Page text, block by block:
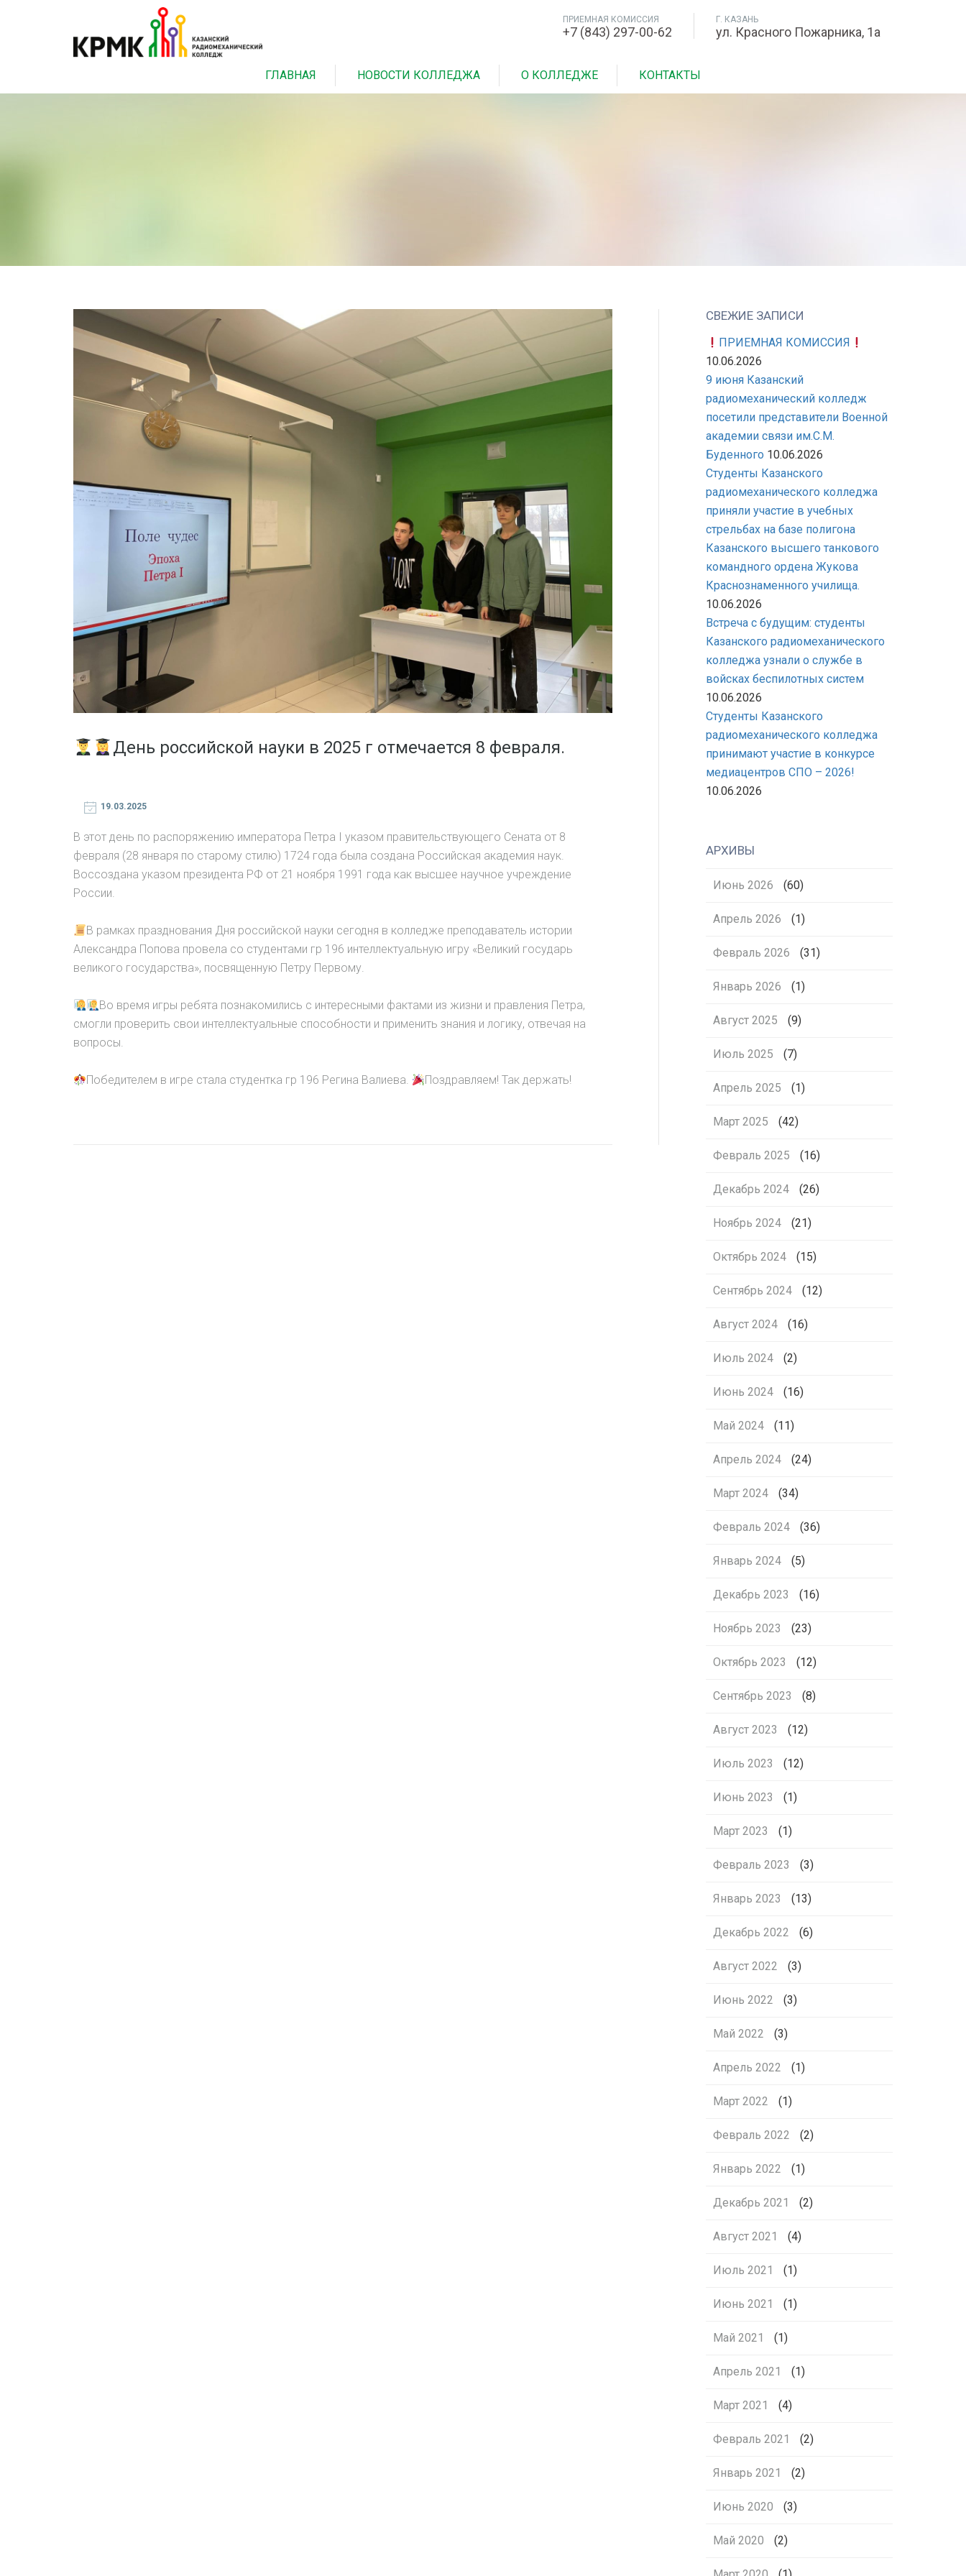
ПРИЕМНАЯ КОМИССИЯ
+7 (843) 297-00-62
Г. КАЗАНЬ
ул. Красного Пожарника, 1а
ГЛАВНАЯ НОВОСТИ КОЛЛЕДЖА О КОЛЛЕДЖЕ КОНТАКТЫ
День российской науки в 2025 г отмечается 8 февраля.
19.03.2025
В этот день по распоряжению императора Петра I указом правительствующего Сената от 8
февраля (28 января по старому стилю) 1724 года была создана Российская академия наук.
Воссоздана указом президента РФ от 21 ноября 1991 года как высшее научное учреждение
России.
В рамках празднования Дня российской науки сегодня в колледже преподаватель истории
Александра Попова провела со студентами гр 196 интеллектуальную игру «Великий государь
великого государства», посвященную Петру Первому.
Во время игры ребята познакомились с интересными фактами из жизни и правления Петра,
смогли проверить свои интеллектуальные способности и применить знания и логику, отвечая на
вопросы.
Победителем в игре стала студентка гр 196 Регина Валиева. Поздравляем! Так держать!
СВЕЖИЕ ЗАПИСИ
ПРИЕМНАЯ КОМИССИЯ
10.06.2026
9 июня Казанский
радиомеханический колледж
посетили представители Военной
академии связи им.С.М.
Буденного 10.06.2026
Студенты Казанского
радиомеханического колледжа
приняли участие в учебных
стрельбах на базе полигона
Казанского высшего танкового
командного ордена Жукова
Краснознаменного училища.
10.06.2026
Встреча с будущим: студенты
Казанского радиомеханического
колледжа узнали о службе в
войсках беспилотных систем
10.06.2026
Студенты Казанского
радиомеханического колледжа
принимают участие в конкурсе
медиацентров СПО – 2026!
10.06.2026
АРХИВЫ
Июнь 2026 (60)
Апрель 2026 (1)
Февраль 2026 (31)
Январь 2026 (1)
Август 2025 (9)
Июль 2025 (7)
Апрель 2025 (1)
Март 2025 (42)
Февраль 2025 (16)
Декабрь 2024 (26)
Ноябрь 2024 (21)
Октябрь 2024 (15)
Сентябрь 2024 (12)
Август 2024 (16)
Июль 2024 (2)
Июнь 2024 (16)
Май 2024 (11)
Апрель 2024 (24)
Март 2024 (34)
Февраль 2024 (36)
Январь 2024 (5)
Декабрь 2023 (16)
Ноябрь 2023 (23)
Октябрь 2023 (12)
Сентябрь 2023 (8)
Август 2023 (12)
Июль 2023 (12)
Июнь 2023 (1)
Март 2023 (1)
Февраль 2023 (3)
Январь 2023 (13)
Декабрь 2022 (6)
Август 2022 (3)
Июнь 2022 (3)
Май 2022 (3)
Апрель 2022 (1)
Март 2022 (1)
Февраль 2022 (2)
Январь 2022 (1)
Декабрь 2021 (2)
Август 2021 (4)
Июль 2021 (1)
Июнь 2021 (1)
Май 2021 (1)
Апрель 2021 (1)
Март 2021 (4)
Февраль 2021 (2)
Январь 2021 (2)
Июнь 2020 (3)
Май 2020 (2)